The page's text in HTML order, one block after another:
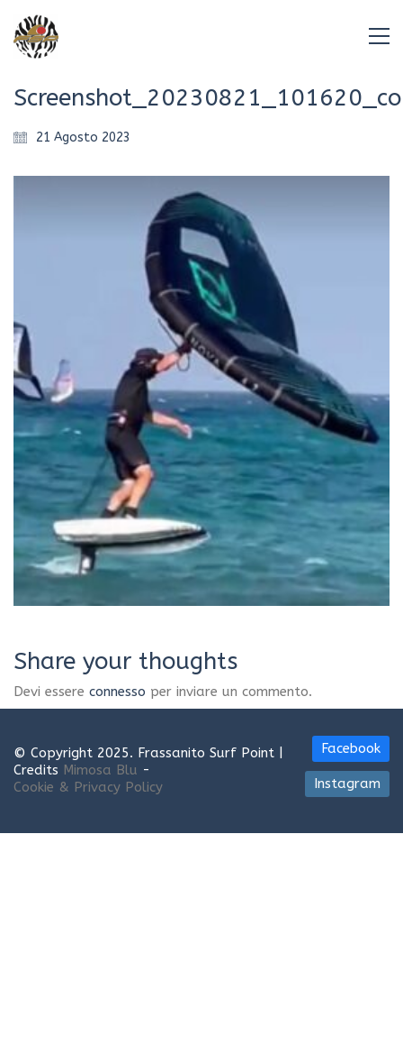
21 Agosto 2023
Share your thoughts
Devi essere connesso per inviare un commento.
Facebook
Instagram
© Copyright 2025. Frassanito Surf Point |
Credits Mimosa Blu -
Cookie & Privacy Policy